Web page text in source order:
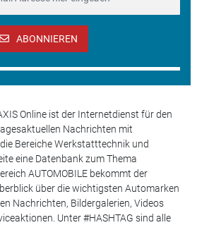
ABONNIEREN
Online ist der Internetdienst für den
Nachrichten mit
Bereiche Werkstatttechnik und
eine Datenbank zum Thema
AUTOMOBILE bekommt der
über die wichtigsten Automarken
Nachrichten, Bildergalerien, Videos
Unter #HASHTAG sind alle